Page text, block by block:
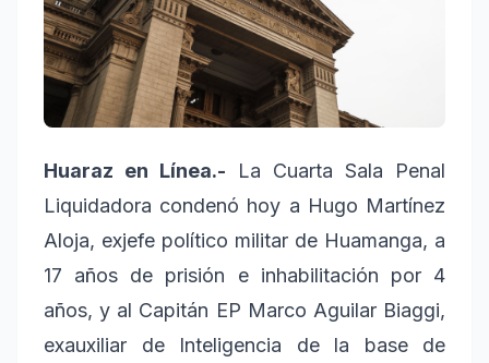
Huaraz en Línea.-
La Cuarta Sala Penal
Liquidadora condenó hoy a Hugo Martínez
Aloja, exjefe político militar de Huamanga, a
17 años de prisión e inhabilitación por 4
años, y al Capitán EP Marco Aguilar Biaggi,
exauxiliar de Inteligencia de la base de